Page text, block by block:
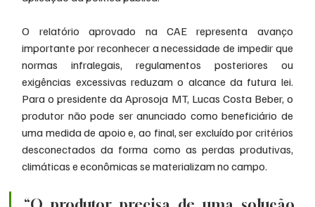
O relatório aprovado na CAE representa avanço
importante por reconhecer a necessidade de impedir que
normas infralegais, regulamentos posteriores ou
exigências excessivas reduzam o alcance da futura lei.
Para o presidente da Aprosoja MT, Lucas Costa Beber, o
produtor não pode ser anunciado como beneficiário de
uma medida de apoio e, ao final, ser excluído por critérios
desconectados da forma como as perdas produtivas,
climáticas e econômicas se materializam no campo.